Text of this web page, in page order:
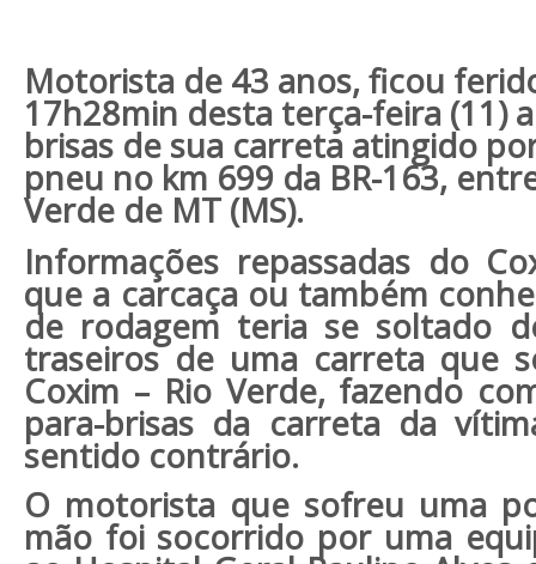
Motorista de 43 anos, ficou
17h28min desta terça-feira (11)
brisas de sua carreta atingido
pneu no km 699 da BR-163,
Verde de MT (MS).
Informações repassadas do
que a carcaça ou também
de rodagem teria se soltado
traseiros de uma carreta que
Coxim – Rio Verde, fazendo
para-brisas da carreta da
sentido contrário.
O motorista que sofreu uma
mão foi socorrido por uma